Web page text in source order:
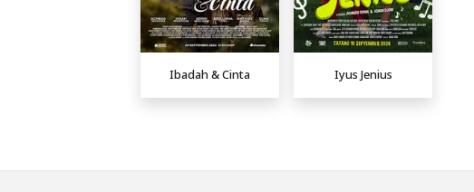
Ibadah & Cinta Iyus Jenius